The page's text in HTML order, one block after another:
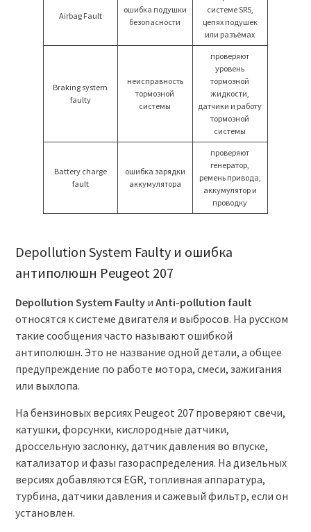
Airbag Fault
ошибка подушки
безопасности
системе SRS,
цепях подушек
или разъёмах
Braking system
faulty
неисправность
тормозной
системы
проверяют
уровень
тормозной
жидкости,
датчики и работу
тормозной
системы
Battery charge
fault
ошибка зарядки
аккумулятора
проверяют
генератор,
ремень привода,
аккумулятор и
проводку
Depollution System Faulty и ошибка
антиполюшн Peugeot 207
Depollution System Faultyи Anti-pollution fault
относятся к системе двигателя и выбросов. На русском
такие сообщения часто называют ошибкой
антиполюшн. Это не название одной детали, а общее
предупреждение по работе мотора, смеси, зажигания
или выхлопа.
На бензиновых версиях Peugeot 207 проверяют свечи,
катушки, форсунки, кислородные датчики,
дроссельную заслонку, датчик давления во впуске,
катализатор и фазы газораспределения. На дизельных
версиях добавляются EGR, топливная аппаратура,
турбина, датчики давления и сажевый фильтр, если он
установлен.